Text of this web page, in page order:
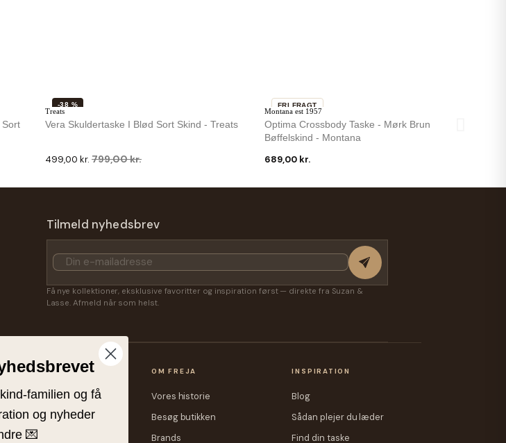
Sort
Treats
Vera Skuldertaske I Blød Sort Skind - Treats
499,00 kr. 799,00 kr.
-38 %
Montana est 1957
Optima Crossbody Taske - Mørk Brun
Bøffelskind - Montana
689,00 kr.
FRI FRAGT
Alma - Skuldertaske Multicolor - Lammeskind -
249,00 kr.399,00 kr. 249,00 kr.399,00 kr.
Tilmeld nyhedsbrev
Få nye kollektioner, eksklusive favoritter og inspiration først — direkte fra Suzan &
Lasse. Afmeld når som helst.
KUNDESERVICE
Kontakt
Fragtpriser
Retur eller ombytning
OM FREJA
Vores historie
Besøg butikken
Brands
INSPIRATION
Blog
Sådan plejer du læder
Find din taske
familien og få
og nyheder
💌